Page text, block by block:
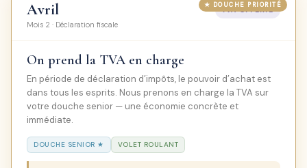
Avril
Mois 2 · Déclaration fiscale
TVA OFFERTE
On prend la TVA en charge
En période de déclaration d’impôts, le pouvoir d’achat est
dans tous les esprits. Nous prenons en charge la TVA sur
votre douche senior — une économie concrète et
immédiate.
DOUCHE SENIOR ★ VOLET ROULANT